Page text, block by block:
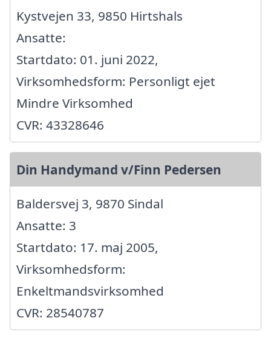
Kystvejen 33, 9850 Hirtshals
Ansatte:
Startdato: 01. juni 2022,
Virksomhedsform: Personligt ejet
Mindre Virksomhed
CVR: 43328646
Din Handymand v/Finn Pedersen
Baldersvej 3, 9870 Sindal
Ansatte: 3
Startdato: 17. maj 2005,
Virksomhedsform:
Enkeltmandsvirksomhed
CVR: 28540787